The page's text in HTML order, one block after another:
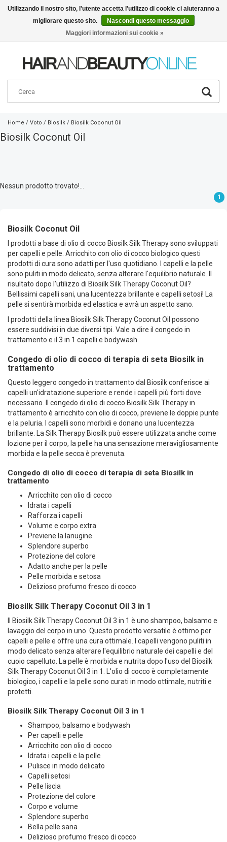
Italiano
Home / Voto / Biosilk / Biosilk Coconut Oil
Biosilk Coconut Oil
Nessun prodotto trovato!...
1
Biosilk Coconut Oil
I prodotti a base di olio di cocco Biosilk Silk Therapy sono sviluppati
per capelli e pelle. Arricchito con olio di cocco biologico questi
prodotti di cura sono adatti per l'uso quotidiano. I capelli e la pelle
sono puliti in modo delicato, senza alterare l'equilibrio naturale. Il
risultato dopo l'utilizzo di Biosilk Silk Therapy Coconut Oil?
Bellissimi capelli sani, una lucentezza brillante e capelli setosi! La
pelle si sentirà morbida ed elastica e avrà un aspetto sano.
I prodotti della linea Biosilk Silk Therapy Coconut Oil possono
essere suddivisi in due diversi tipi. Vale a dire il congedo in
trattamento e il 3 in 1 capelli e bodywash.
Congedo di olio di cocco di terapia di seta Biosilk in
trattamento
Questo leggero congedo in trattamento dal Biosilk conferisce ai
capelli un'idratazione superiore e rende i capelli più forti dove
necessario. Il congedo di olio di cocco Biosilk Silk Therapy in
trattamento è arricchito con olio di cocco, previene le doppie punte
e la peluria. I capelli sono morbidi e donano una lucentezza
brillante. La Silk Therapy Biosilk può essere utilizzata anche come
lozione per il corpo, la pelle ha una sensazione meravigliosamente
morbida e la pelle secca è prevenuta.
Congedo di olio di cocco di terapia di seta Biosilk in
trattamento
Arricchito con olio di cocco
Idrata i capelli
Rafforza i capelli
Volume e corpo extra
Previene la lanugine
Splendore superbo
Protezione del colore
Adatto anche per la pelle
Pelle morbida e setosa
Delizioso profumo fresco di cocco
Biosilk Silk Therapy Coconut Oil 3 in 1
Il Biosilk Silk Therapy Coconut Oil 3 in 1 è uno shampoo, balsamo e
lavaggio del corpo in uno. Questo prodotto versatile è ottimo per
capelli e pelle e offre una cura ottimale. I capelli vengono puliti in
modo delicato senza alterare l'equilibrio naturale dei capelli e del
cuoio capelluto. La pelle è morbida e nutrita dopo l'uso del Biosilk
Silk Therapy Coconut Oil 3 in 1. L'olio di cocco è completamente
biologico, i capelli e la pelle sono curati in modo ottimale, nutriti e
protetti.
Biosilk Silk Therapy Coconut Oil 3 in 1
Shampoo, balsamo e bodywash
Per capelli e pelle
Arricchito con olio di cocco
Idrata i capelli e la pelle
Pulisce in modo delicato
Capelli setosi
Pelle liscia
Protezione del colore
Corpo e volume
Splendore superbo
Bella pelle sana
Delizioso profumo fresco di cocco
Utilizzando il nostro sito, l'utente accetta l'utilizzo di cookie ci aiuteranno a
migliorare questo sito.
Nascondi questo messaggio
Maggiori informazioni sui cookie »